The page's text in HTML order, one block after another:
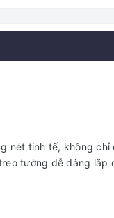
nét tinh tế, không
tường dễ dàng